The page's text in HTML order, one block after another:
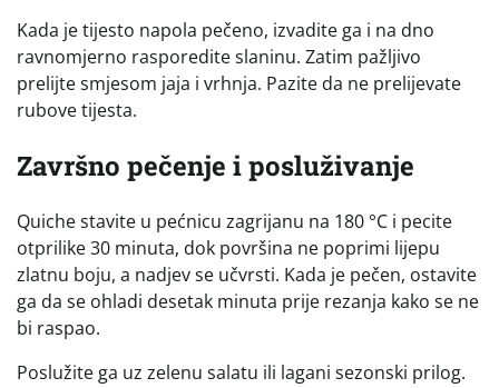
Kada je tijesto napola pečeno, izvadite ga i na dno
ravnomjerno rasporedite slaninu. Zatim pažljivo
prelijte smjesom jaja i vrhnja. Pazite da ne prelijevate
rubove tijesta.
Završno pečenje i posluživanje
Quiche stavite u pećnicu zagrijanu na 180 °C i pecite
otprilike 30 minuta, dok površina ne poprimi lijepu
zlatnu boju, a nadjev se učvrsti. Kada je pečen, ostavite
ga da se ohladi desetak minuta prije rezanja kako se ne
bi raspao.
Poslužite ga uz zelenu salatu ili lagani sezonski prilog.